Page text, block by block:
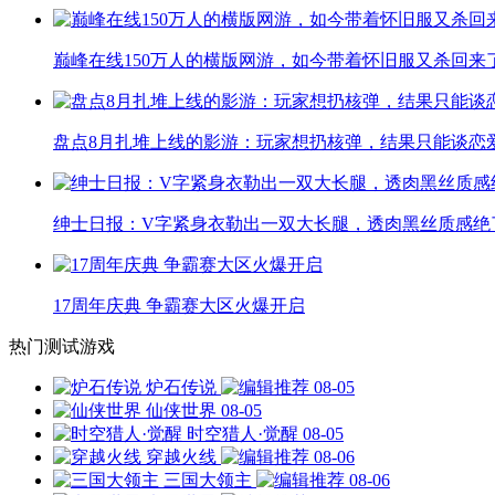
巅峰在线150万人的横版网游，如今带着怀旧服又杀回来
盘点8月扎堆上线的影游：玩家想扔核弹，结果只能谈恋
绅士日报：V字紧身衣勒出一双大长腿，透肉黑丝质感绝
17周年庆典 争霸赛大区火爆开启
热门测试游戏
炉石传说
08-05
仙侠世界 08-05
时空猎人·觉醒 08-05
穿越火线
08-06
三国大领主
08-06